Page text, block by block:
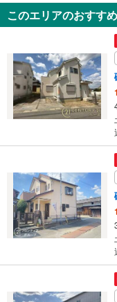
このエリアのおすす